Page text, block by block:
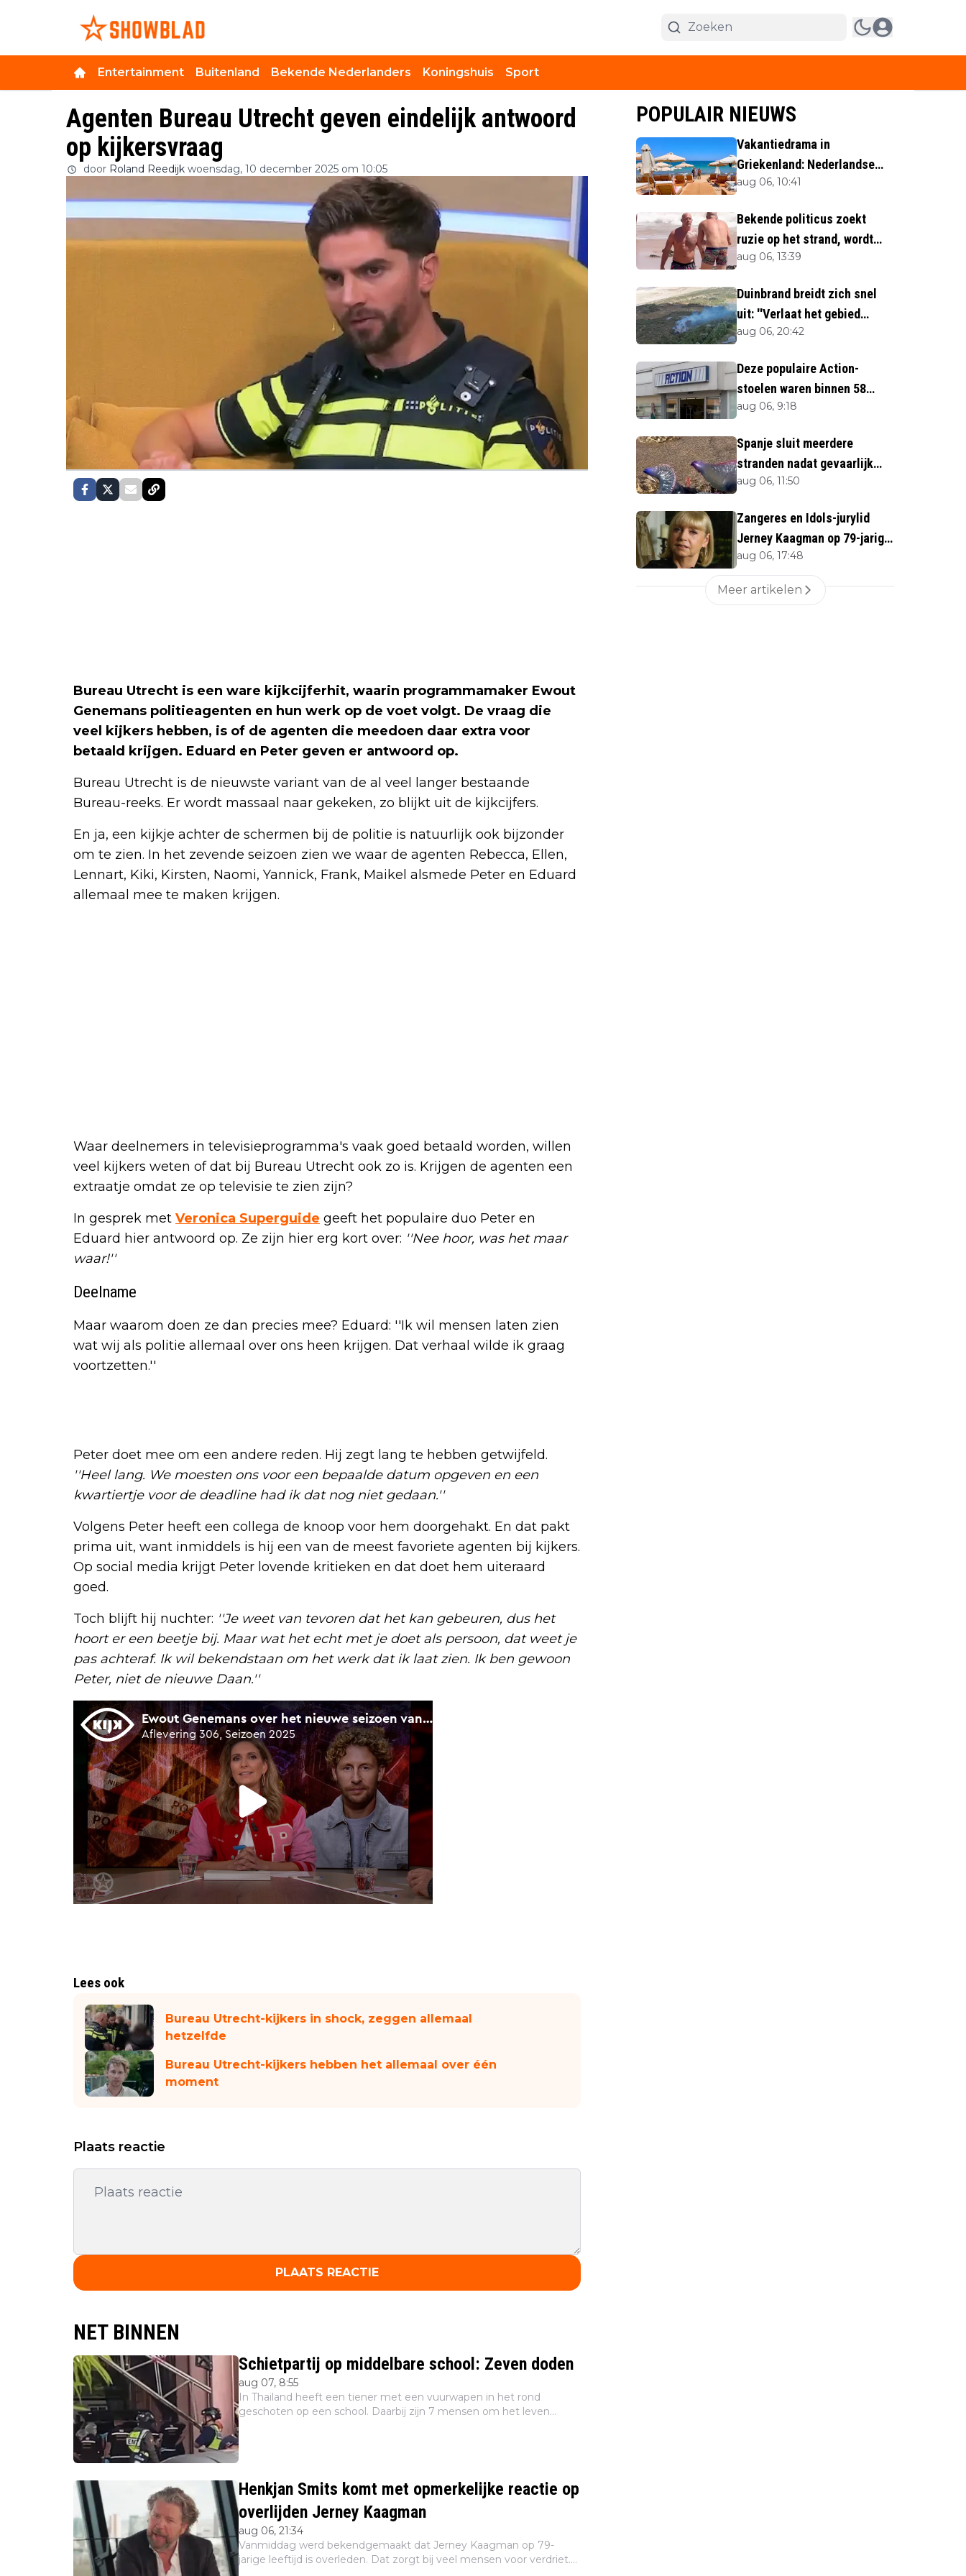
Entertainment Buitenland Bekende Nederlanders Koningshuis Sport
Agenten Bureau Utrecht geven eindelijk antwoord
op kijkersvraag
door Roland Reedijk woensdag, 10 december 2025 om 10:05
Bureau Utrecht is een ware kijkcijferhit, waarin programmamaker Ewout
Genemans politieagenten en hun werk op de voet volgt. De vraag die
veel kijkers hebben, is of de agenten die meedoen daar extra voor
betaald krijgen. Eduard en Peter geven er antwoord op.
Bureau Utrecht is de nieuwste variant van de al veel langer bestaande
Bureau-reeks. Er wordt massaal naar gekeken, zo blijkt uit de kijkcijfers.
En ja, een kijkje achter de schermen bij de politie is natuurlijk ook bijzonder
om te zien. In het zevende seizoen zien we waar de agenten Rebecca, Ellen,
Lennart, Kiki, Kirsten, Naomi, Yannick, Frank, Maikel alsmede Peter en Eduard
allemaal mee te maken krijgen.
Waar deelnemers in televisieprogramma's vaak goed betaald worden, willen
veel kijkers weten of dat bij Bureau Utrecht ook zo is. Krijgen de agenten een
extraatje omdat ze op televisie te zien zijn?
In gesprek met Veronica Superguide geeft het populaire duo Peter en
Eduard hier antwoord op. Ze zijn hier erg kort over: ''Nee hoor, was het maar
waar!''
Deelname
Maar waarom doen ze dan precies mee? Eduard: ''Ik wil mensen laten zien
wat wij als politie allemaal over ons heen krijgen. Dat verhaal wilde ik graag
voortzetten.''
Peter doet mee om een andere reden. Hij zegt lang te hebben getwijfeld.
''Heel lang. We moesten ons voor een bepaalde datum opgeven en een
kwartiertje voor de deadline had ik dat nog niet gedaan.''
Volgens Peter heeft een collega de knoop voor hem doorgehakt. En dat pakt
prima uit, want inmiddels is hij een van de meest favoriete agenten bij kijkers.
Op social media krijgt Peter lovende kritieken en dat doet hem uiteraard
goed.
Toch blijft hij nuchter: ''Je weet van tevoren dat het kan gebeuren, dus het
hoort er een beetje bij. Maar wat het echt met je doet als persoon, dat weet je
pas achteraf. Ik wil bekendstaan om het werk dat ik laat zien. Ik ben gewoon
Peter, niet de nieuwe Daan.''
Lees ook
Bureau Utrecht-kijkers in shock, zeggen allemaal
hetzelfde
Bureau Utrecht-kijkers hebben het allemaal over één
moment
Plaats reactie
PLAATS REACTIE
NET BINNEN
Schietpartij op middelbare school: Zeven doden
aug 07, 8:55
In Thailand heeft een tiener met een vuurwapen in het rond
geschoten op een school. Daarbij zijn 7 mensen om het leven
Henkjan Smits komt met opmerkelijke reactie op
overlijden Jerney Kaagman
aug 06, 21:34
Vanmiddag werd bekendgemaakt dat Jerney Kaagman op 79-
jarige leeftijd is overleden. Dat zorgt bij veel mensen voor verdriet.
POPULAIR NIEUWS
Vakantiedrama in
Griekenland: Nederlandse
(40) omgekomen
aug 06, 10:41
Bekende politicus zoekt
ruzie op het strand, wordt
neergemaaid
aug 06, 13:39
Duinbrand breidt zich snel
uit: ''Verlaat het gebied
direct''
aug 06, 20:42
Deze populaire Action-
stoelen waren binnen 58
minuten uitverkocht zijn
aug 06, 9:18
Spanje sluit meerdere
stranden nadat gevaarlijk
zeedier opduikt
aug 06, 11:50
Zangeres en Idols-jurylid
Jerney Kaagman op 79-jarige
leeftijd overleden
aug 06, 17:48
Meer artikelen